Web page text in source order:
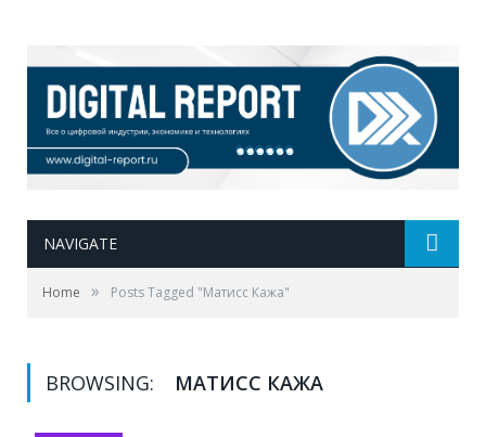
NAVIGATE
Home » Posts Tagged "Матисс Кажа"
BROWSING: МАТИСС КАЖА